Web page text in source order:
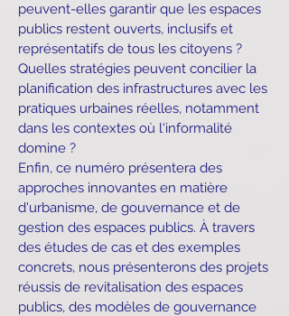
peuvent-elles garantir que les espaces
publics restent ouverts, inclusifs et
représentatifs de tous les citoyens ?
Quelles stratégies peuvent concilier la
planification des infrastructures avec les
pratiques urbaines réelles, notamment
dans les contextes où l'informalité
domine ?
Enfin, ce numéro présentera des
approches innovantes en matière
d'urbanisme, de gouvernance et de
gestion des espaces publics. À travers
des études de cas et des exemples
concrets, nous présenterons des projets
réussis de revitalisation des espaces
publics, des modèles de gouvernance